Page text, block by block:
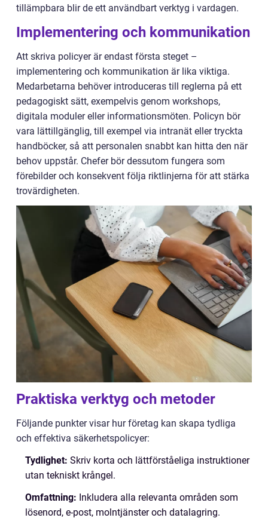
tillämpbara blir de ett användbart verktyg i vardagen.
Implementering och kommunikation
Att skriva policyer är endast första steget –
implementering och kommunikation är lika viktiga.
Medarbetarna behöver introduceras till reglerna på ett
pedagogiskt sätt, exempelvis genom workshops,
digitala moduler eller informationsmöten. Policyn bör
vara lättillgänglig, till exempel via intranät eller tryckta
handböcker, så att personalen snabbt kan hitta den när
behov uppstår. Chefer bör dessutom fungera som
förebilder och konsekvent följa riktlinjerna för att stärka
trovärdigheten.
Praktiska verktyg och metoder
Följande punkter visar hur företag kan skapa tydliga
och effektiva säkerhetspolicyer:
Tydlighet: Skriv korta och lättförståeliga instruktioner
utan tekniskt krångel.
Omfattning: Inkludera alla relevanta områden som
lösenord, e-post, molntjänster och datalagring.